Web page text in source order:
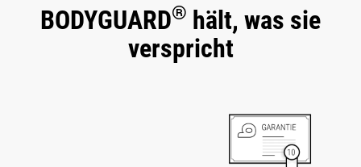
BODYGUARD® hält, was sie
verspricht